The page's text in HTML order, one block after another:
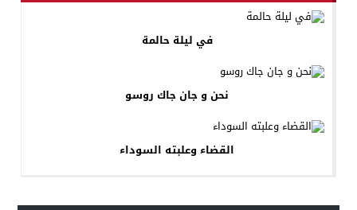
في ليلة حالمة
نحن و جان جاك روسو
القضاء وعلبته السوداء